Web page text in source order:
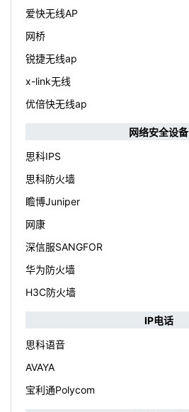
爱快无线AP
网桥
锐捷无线ap
x-link无线
优倍快无线ap
网络安全设备
思科IPS
思科防火墙
瞻博Juniper
网康
深信服SANGFOR
华为防火墙
H3C防火墙
IP电话
思科语音
AVAYA
宝利通Polycom